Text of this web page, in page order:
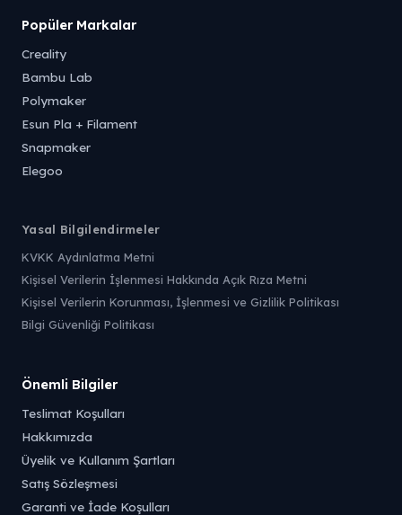
Popüler Markalar
Creality
Bambu Lab
Polymaker
Esun Pla + Filament
Snapmaker
Elegoo
Yasal Bilgilendirmeler
KVKK Aydınlatma Metni
Kişisel Verilerin İşlenmesi Hakkında Açık Rıza Metni
Kişisel Verilerin Korunması, İşlenmesi ve Gizlilik Politikası
Bilgi Güvenliği Politikası
Önemli Bilgiler
Teslimat Koşulları
Hakkımızda
Üyelik ve Kullanım Şartları
Satış Sözleşmesi
Garanti ve İade Koşulları